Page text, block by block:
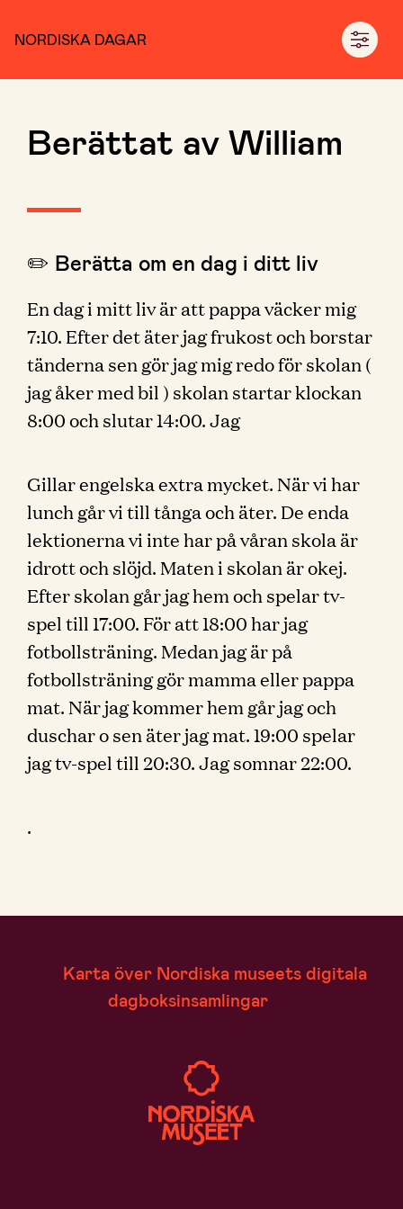
NORDISKA DAGAR
Berättat av William
✏️ Berätta om en dag i ditt liv
En dag i mitt liv är att pappa väcker mig
7:10. Efter det äter jag frukost och borstar
tänderna sen gör jag mig redo för skolan (
jag åker med bil ) skolan startar klockan
8:00 och slutar 14:00. Jag
Gillar engelska extra mycket. När vi har
lunch går vi till tånga och äter. De enda
lektionerna vi inte har på våran skola är
idrott och slöjd. Maten i skolan är okej.
Efter skolan går jag hem och spelar tv-
spel till 17:00. För att 18:00 har jag
fotbollsträning. Medan jag är på
fotbollsträning gör mamma eller pappa
mat. När jag kommer hem går jag och
duschar o sen äter jag mat. 19:00 spelar
jag tv-spel till 20:30. Jag somnar 22:00.
.
Karta över Nordiska museets digitala
dagboksinsamlingar